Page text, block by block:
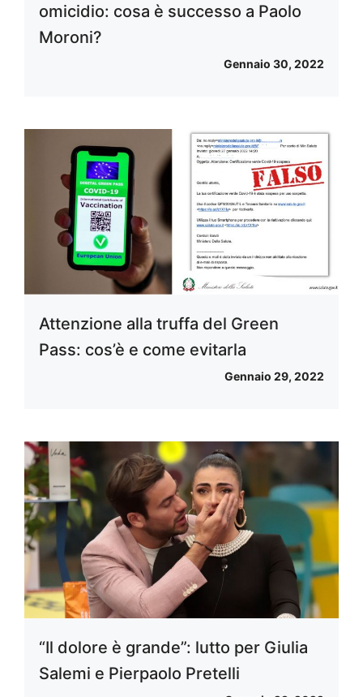
omicidio: cosa è successo a Paolo
Moroni?
Gennaio 30, 2022
Attenzione alla truffa del Green
Pass: cos’è e come evitarla
Gennaio 29, 2022
“Il dolore è grande”: lutto per Giulia
Salemi e Pierpaolo Pretelli